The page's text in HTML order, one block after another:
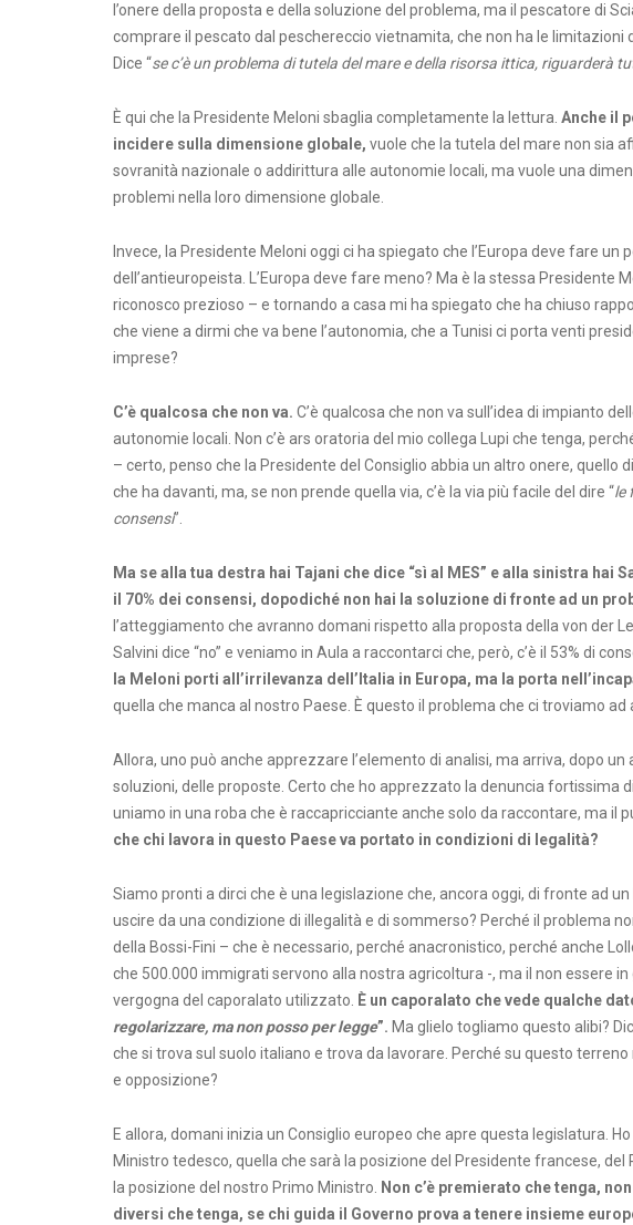
l’onere della proposta e della soluzione del problema, ma il pescatore di
comprare il pescato dal peschereccio vietnamita, che non ha le limitazioni
Dice “se c’è un problema di tutela del mare e della risorsa ittica, riguarderà
È qui che la Presidente Meloni sbaglia completamente la lettura. Anche il
incidere sulla dimensione globale, vuole che la tutela del mare non sia
sovranità nazionale o addirittura alle autonomie locali, ma vuole una
problemi nella loro dimensione globale.
Invece, la Presidente Meloni oggi ci ha spiegato che l’Europa deve fare un
dell’antieuropeista. L’Europa deve fare meno? Ma è la stessa Presidente
riconosco prezioso – e tornando a casa mi ha spiegato che ha chiuso
che viene a dirmi che va bene l’autonomia, che a Tunisi ci porta venti
imprese?
C’è qualcosa che non va. C’è qualcosa che non va sull’idea di impianto
autonomie locali. Non c’è ars oratoria del mio collega Lupi che tenga,
– certo, penso che la Presidente del Consiglio abbia un altro onere, quello
che ha davanti, ma, se non prende quella via, c’è la via più facile del dire “le
consensi”.
Ma se alla tua destra hai Tajani che dice “sì al MES” e alla sinistra hai
il 70% dei consensi, dopodiché non hai la soluzione di fronte ad un
l’atteggiamento che avranno domani rispetto alla proposta della von der
Salvini dice “no” e veniamo in Aula a raccontarci che, però, c’è il 53% di
la Meloni porti all’irrilevanza dell’Italia in Europa, ma la porta
quella che manca al nostro Paese. È questo il problema che ci troviamo
Allora, uno può anche apprezzare l’elemento di analisi, ma arriva, dopo
soluzioni, delle proposte. Certo che ho apprezzato la denuncia fortissima
uniamo in una roba che è raccapricciante anche solo da raccontare, ma il
che chi lavora in questo Paese va portato in condizioni di legalità?
Siamo pronti a dirci che è una legislazione che, ancora oggi, di fronte ad
uscire da una condizione di illegalità e di sommerso? Perché il problema
della Bossi-Fini – che è necessario, perché anacronistico, perché anche
che 500.000 immigrati servono alla nostra agricoltura -, ma il non essere
vergogna del caporalato utilizzato.
È un caporalato che vede qualche
regolarizzare, ma non posso per legge”. Ma glielo togliamo questo alibi?
che si trova sul suolo italiano e trova da lavorare. Perché su questo
e opposizione?
E allora, domani inizia un Consiglio europeo che apre questa legislatura.
Ministro tedesco, quella che sarà la posizione del Presidente francese,
la posizione del nostro Primo Ministro.
Non c’è premierato che tenga,
diversi che tenga, se chi guida il Governo prova a tenere insieme